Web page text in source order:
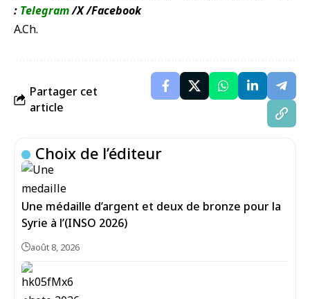
: Telegram/X/Facebook
A.Ch.
Partager cet
article
Choix de l’éditeur
Une médaille d’argent et deux de bronze pour la
Syrie à l’(INSO 2026)
août 8, 2026